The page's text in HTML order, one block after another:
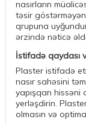
nasırların
təsir
qrupuna
ərzində nəticə
İstifadə qaydası
Plaster istifadə
nasır sahəsini
yapışqan hissəni
yerləşdirin.
olmasın və